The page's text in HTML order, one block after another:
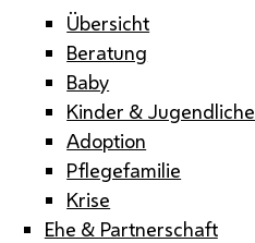
Übersicht
Beratung
Baby
Kinder & Jugendliche
Adoption
Pflegefamilie
Krise
Ehe & Partnerschaft